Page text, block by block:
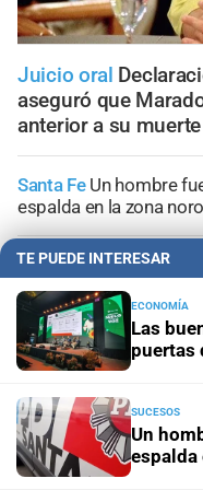
Juicio oral
aseguró que
anterior a su muerte
Santa Fe Un hombre
espalda en la zona
Santa FeBuscan
desapareció mientras
Chaquito
Santa FeSecuestraron
Investigación en curso
Candela Arizaga
TE PUEDE INTERESAR
ECONOMÍA
Las
puertas
SUCESOS
Un
espalda